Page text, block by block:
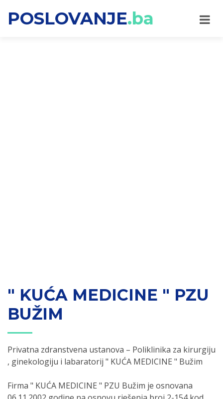
POSLOVANJE.ba
" KUĆA MEDICINE " PZU
BUŽIM
Privatna zdranstvena ustanova – Poliklinika za kirurgiju
, ginekologiju i labaratorij " KUĆA MEDICINE " Bužim
Firma " KUĆA MEDICINE " PZU Bužim je osnovana